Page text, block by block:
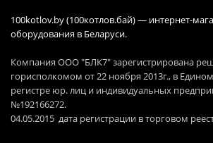
100kotlov.by (100котлов.бай) — интернет-
оборудования в Беларуси.
Компания ООО "БЛК7" зарегистрирована
горисполкомом от 22 ноября 2013г., в
регистре юр. лиц и индивидуальных
№192166272.
04.05.2015 дата регистрации в торговом